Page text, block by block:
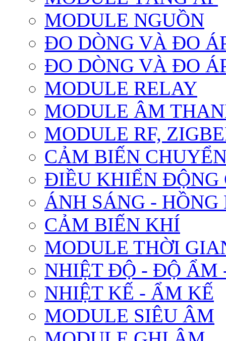
MODULE NGUỒN
ĐO DÒNG VÀ ĐO
ĐO DÒNG VÀ ĐO
MODULE RELAY
MODULE ÂM
MODULE RF,
CẢM BIẾN
ĐIỀU KHIỂN ĐỘNG
ÁNH SÁNG - HỒNG
CẢM BIẾN KHÍ
MODULE THỜI
NHIỆT ĐỘ - ĐỘ ẨM
NHIỆT KẾ - ẨM KẾ
MODULE SIÊU ÂM